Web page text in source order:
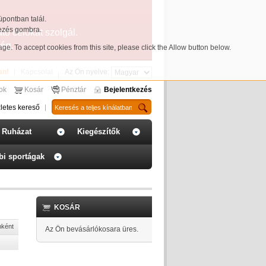
talál.
gombra.
. To accept cookies from this site, please click the Allow button below.
célokat szolgál.
Az Ön nyelve:
Kosár Pénztár Bejelentkezés
kereső
Ruházat Kiegészítők
sportágak
KOSÁR
Az Ön bevásárlókosara üres.